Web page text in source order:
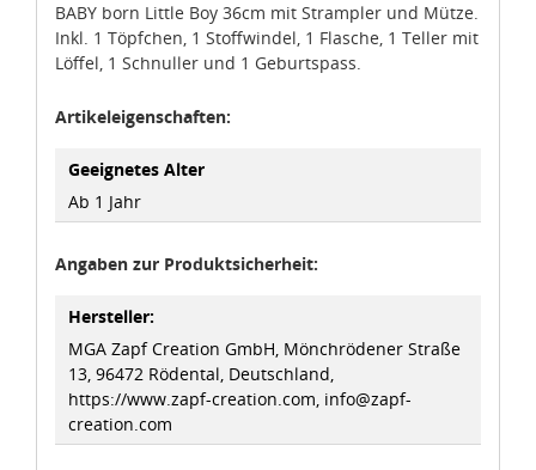
idee+spiel Betriebs-GmbH
Datenschutzbestimmungen
und Impressum
BABY born Little Boy 36cm mit Strampler und Mütze.
Inkl. 1 Töpfchen, 1 Stoffwindel, 1 Flasche, 1 Teller mit
Löffel, 1 Schnuller und 1 Geburtspass.
Artikeleigenschaften:
Geeignetes Alter
Ab 1 Jahr
Angaben zur Produktsicherheit:
Hersteller:
MGA Zapf Creation GmbH, Mönchrödener Straße
13, 96472 Rödental, Deutschland,
https://www.zapf-creation.com, info@zapf-
creation.com